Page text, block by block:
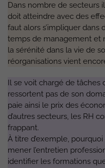
Dans nombre de secteurs
doit atteindre avec des
faut alors s’impliquer
temps de management et
la sérénité dans la vie de
réorganisations vient
Il se voit chargé de tâches
ressortent pas de son
paie ainsi le prix des
d’autres secteurs, les RH
frappant.
À titre d’exemple,
mener l’entretien
identifier les formations